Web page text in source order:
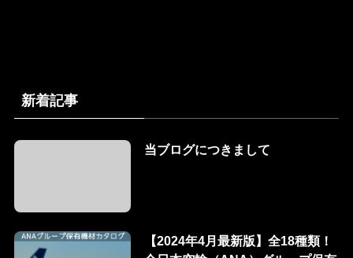
新着記事
当ブログにつきまして
【2024年4月最新版】全18種類！